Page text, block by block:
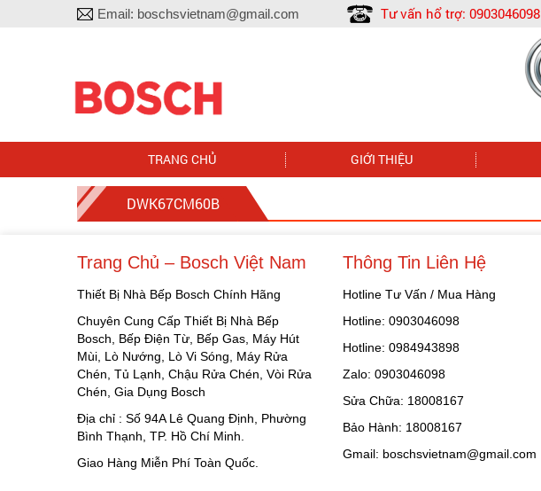
Email: boschsvietnam@gmail.com Tư vấn hổ trợ: 0903046098
TRANG CHỦ GIỚI THIỆU
DWK67CM60B
Trang Chủ – Bosch Việt Nam
Thiết Bị Nhà Bếp Bosch Chính Hãng
Chuyên Cung Cấp Thiết Bị Nhà Bếp
Bosch, Bếp Điện Từ, Bếp Gas, Máy Hút
Mùi, Lò Nướng, Lò Vi Sóng, Máy Rửa
Chén, Tủ Lạnh, Chậu Rửa Chén, Vòi Rửa
Chén, Gia Dụng Bosch
Địa chỉ : Số 94A Lê Quang Định, Phường
Bình Thạnh, TP. Hồ Chí Minh.
Giao Hàng Miễn Phí Toàn Quốc.
Thông Tin Liên Hệ
Hotline Tư Vấn / Mua Hàng
Hotline: 0903046098
Hotline: 0984943898
Zalo: 0903046098
Sửa Chữa: 18008167
Bảo Hành: 18008167
Gmail: boschsvietnam@gmail.com